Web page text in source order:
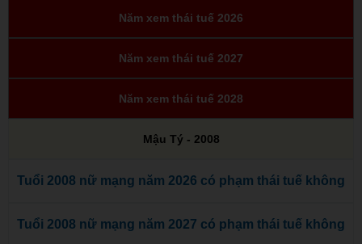
Năm xem thái tuế 2026
Năm xem thái tuế 2027
Năm xem thái tuế 2028
Mậu Tý - 2008
Tuổi 2008 nữ mạng năm 2026 có phạm thái tuế không
Tuổi 2008 nữ mạng năm 2027 có phạm thái tuế không